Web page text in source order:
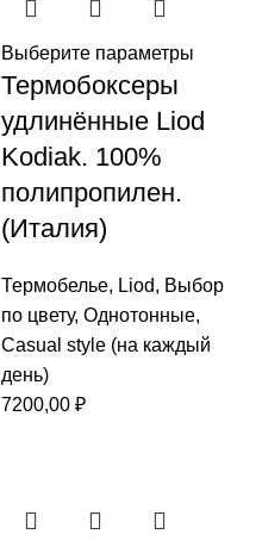
Выберите параметры
Термобоксеры
удлинённые Liod
Kodiak. 100%
полипропилен.
(Италия)
Термобелье, Liod, Выбор
по цвету, Однотонные,
Casual style (на каждый
день)
7200,00 ₽